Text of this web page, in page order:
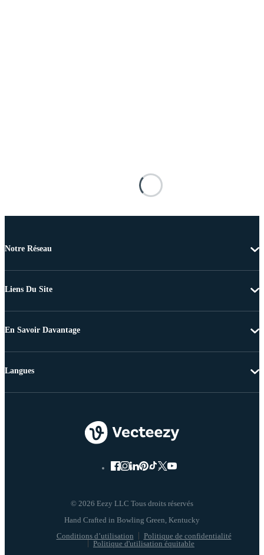
Notre Réseau
Liens Du Site
En Savoir Davantage
© 2026 Eezy LLC Tous droits réservés
Conditions d’utilisation
Politique de confidentialité
Politique d'utilisation équitable
Langues